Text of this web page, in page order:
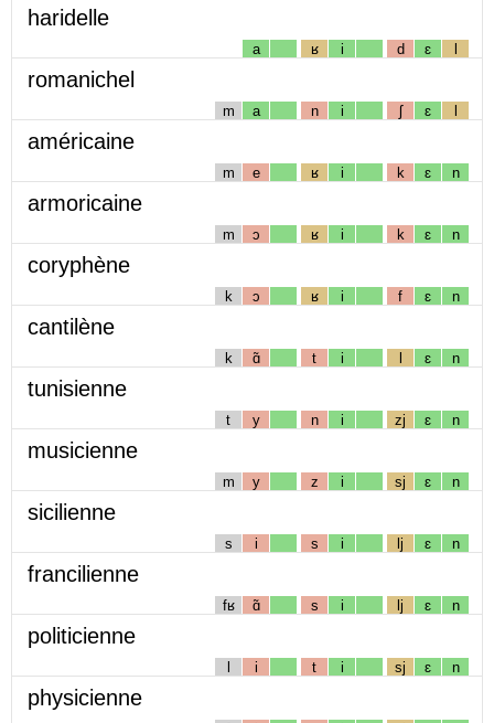
haridelle
a ʁ i d ɛ l
romanichel
m a n i ʃ ɛ l
américaine
m e ʁ i k ɛ n
armoricaine
m ɔ ʁ i k ɛ n
coryphène
k ɔ ʁ i f ɛ n
cantilène
k ɑ̃ t i l ɛ n
tunisienne
t y n i zj ɛ n
musicienne
m y z i sj ɛ n
sicilienne
s i s i lj ɛ n
francilienne
fʁ ɑ̃ s i lj ɛ n
politicienne
l i t i sj ɛ n
physicienne